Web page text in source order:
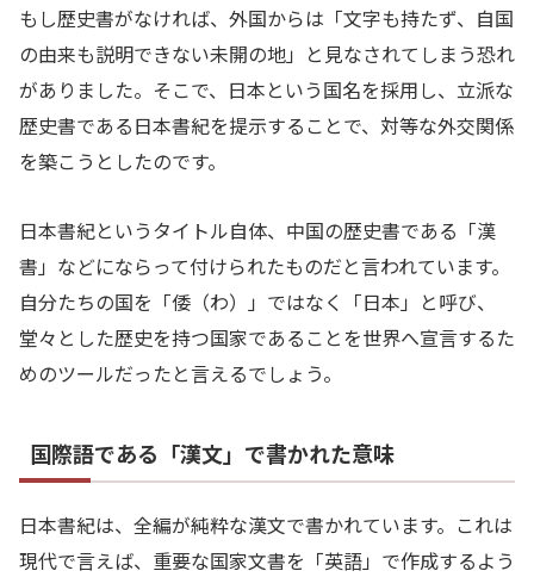
もし歴史書がなければ、外国からは「文字も持たず、自国
の由来も説明できない未開の地」と見なされてしまう恐れ
がありました。そこで、日本という国名を採用し、立派な
歴史書である日本書紀を提示することで、対等な外交関係
を築こうとしたのです。
日本書紀というタイトル自体、中国の歴史書である「漢
書」などにならって付けられたものだと言われています。
自分たちの国を「倭（わ）」ではなく「日本」と呼び、
堂々とした歴史を持つ国家であることを世界へ宣言するた
めのツールだったと言えるでしょう。
国際語である「漢文」で書かれた意味
日本書紀は、全編が純粋な漢文で書かれています。これは
現代で言えば、重要な国家文書を「英語」で作成するよう